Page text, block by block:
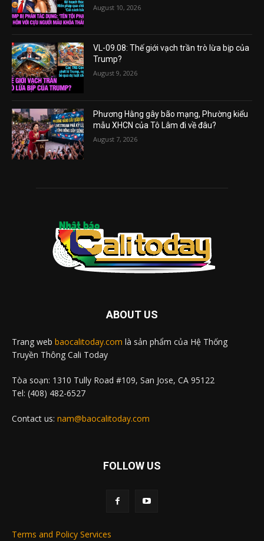
August 10, 2026
VL-09.08: Thế giới vạch trần trò lừa bịp của
Trump?
August 9, 2026
Phương Hằng gây bão mạng, Phường kiểu
mẫu XHCN của Tô Lâm đi về đâu?
August 7, 2026
ABOUT US
Trang web baocalitoday.com là sản phẩm của Hệ Thống
Truyền Thông Cali Today
Tòa soạn: 1310 Tully Road #109, San Jose, CA 95122
Tel: (408) 482-6527
Contact us: nam@baocalitoday.com
FOLLOW US
Terms and Policy Services